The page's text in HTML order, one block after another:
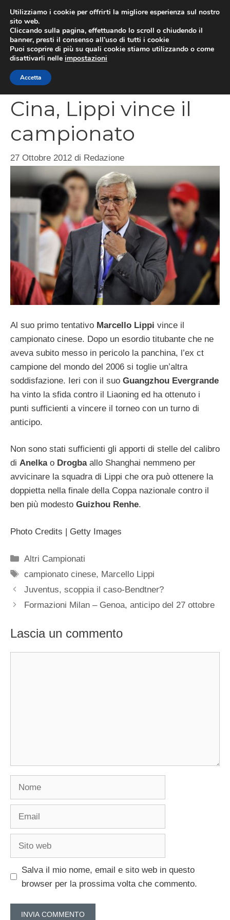
contenuto
Cina, Lippi vince il
campionato
27 Ottobre 2012 di Redazione
Al suo primo tentativo Marcello Lippi vince il
campionato cinese. Dopo un esordio titubante che ne
aveva subito messo in pericolo la panchina, l’ex ct
campione del mondo del 2006 si toglie un’altra
soddisfazione. Ieri con il suo Guangzhou Evergrande
ha vinto la sfida contro il Liaoning ed ha ottenuto i
punti sufficienti a vincere il torneo con un turno di
anticipo.
Non sono stati sufficienti gli apporti di stelle del calibro
di Anelkao Drogbaallo Shanghai nemmeno per
avvicinare la squadra di Lippi che ora può ottenere la
doppietta nella finale della Coppa nazionale contro il
ben più modesto Guizhou Renhe.
Photo Credits | Getty Images
Categorie
Altri Campionati
Tag
campionato cinese, Marcello Lippi
Juventus, scoppia il caso-Bendtner?
Formazioni Milan – Genoa, anticipo del 27 ottobre
Lascia un commento
Salva il mio nome, email e sito web in questo
browser per la prossima volta che commento.
Utilizziamo i cookie per offrirti la migliore esperienza sul nostro
sito web.
Cliccando sulla pagina, effettuando lo scroll o chiudendo il
banner, presti il consenso all’uso di tutti i cookie
Puoi scoprire di più su quali cookie stiamo utilizzando o come
disattivarli nelle impostazioni
Accetta